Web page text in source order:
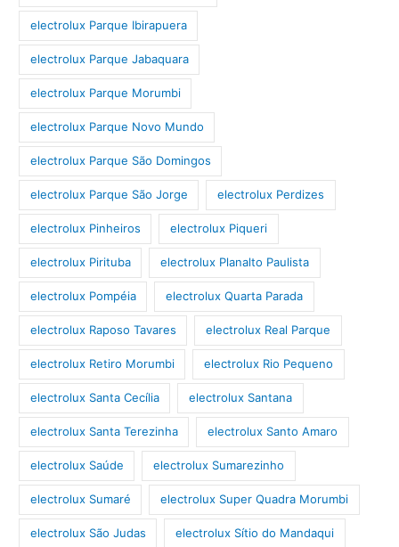
electrolux Parque Ibirapuera
electrolux Parque Jabaquara
electrolux Parque Morumbi
electrolux Parque Novo Mundo
electrolux Parque São Domingos
electrolux Parque São Jorge electrolux Perdizes
electrolux Pinheiros electrolux Piqueri
electrolux Pirituba electrolux Planalto Paulista
electrolux Pompéia electrolux Quarta Parada
electrolux Raposo Tavares electrolux Real Parque
electrolux Retiro Morumbi electrolux Rio Pequeno
electrolux Santa Cecília electrolux Santana
electrolux Santa Terezinha electrolux Santo Amaro
electrolux Saúde electrolux Sumarezinho
electrolux Sumaré electrolux Super Quadra Morumbi
electrolux São Judas electrolux Sítio do Mandaqui